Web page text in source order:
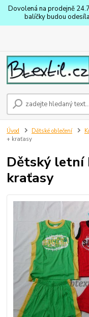
Dovolená na prodejně
balíčky budou
Úvod Dětské oblečení
+ kraťasy
Dětský letní
kraťasy